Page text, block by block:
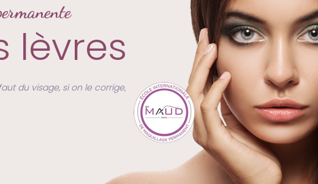
lèvres
du visage, si on le corrige,